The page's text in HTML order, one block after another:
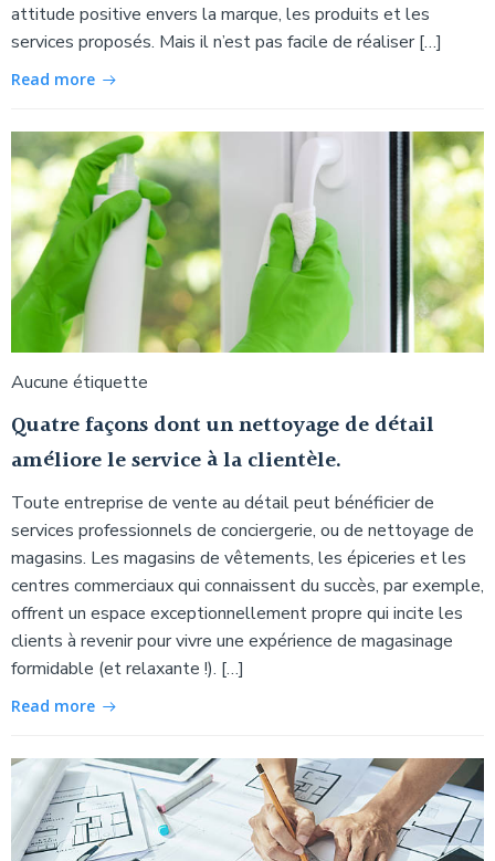
attitude positive envers la marque, les produits et les
services proposés. Mais il n’est pas facile de réaliser […]
Read more
Aucune étiquette
Quatre façons dont un nettoyage de détail
améliore le service à la clientèle.
Toute entreprise de vente au détail peut bénéficier de
services professionnels de conciergerie, ou de nettoyage de
magasins. Les magasins de vêtements, les épiceries et les
centres commerciaux qui connaissent du succès, par exemple,
offrent un espace exceptionnellement propre qui incite les
clients à revenir pour vivre une expérience de magasinage
formidable (et relaxante !). […]
Read more